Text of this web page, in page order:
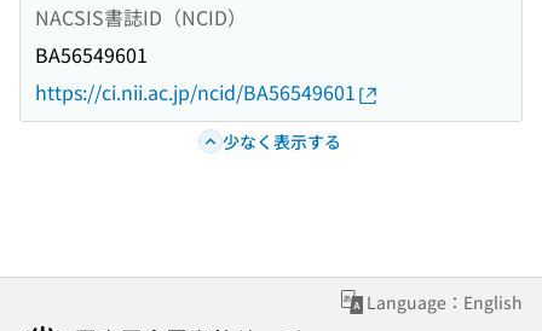
NACSIS書誌ID（NCID）
BA56549601
https://ci.nii.ac.jp/ncid/BA56549601
少なく表示する
Language：English